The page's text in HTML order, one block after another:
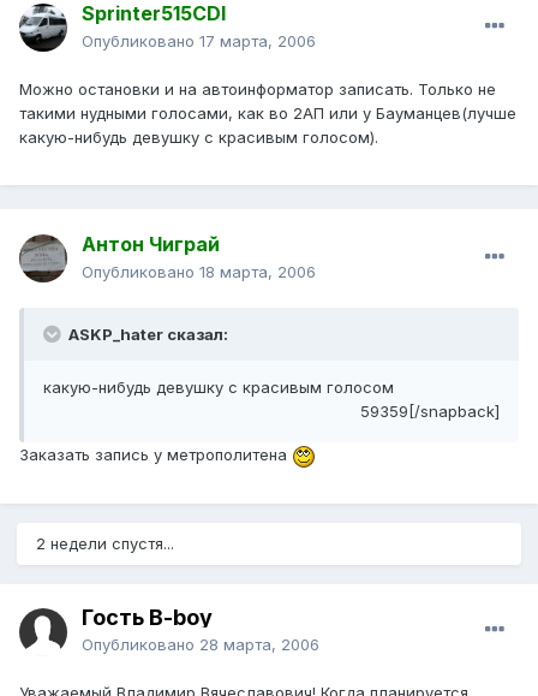
Sprinter515CDI
Опубликовано 17 марта, 2006
Можно остановки и на автоинформатор записать. Только не
такими нудными голосами, как во 2АП или у Бауманцев(лучше
какую-нибудь девушку с красивым голосом).
Антон Чиграй
Опубликовано 18 марта, 2006
ASKP_hater сказал:
какую-нибудь девушку с красивым голосом
59359[/snapback]
Заказать запись у метрополитена
2 недели спустя...
Гость B-boy
Опубликовано 28 марта, 2006